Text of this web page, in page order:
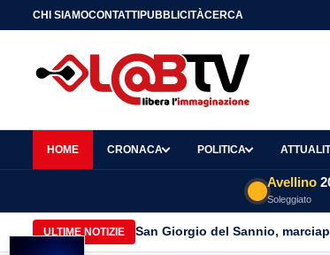
CHI SIAMOCONTATTIPUBBLICITÀCERCA
HOME CRONACA POLITICA
Avellino
Soleggiato
ULTIME NOTIZIE San Giorgio del Sannio,